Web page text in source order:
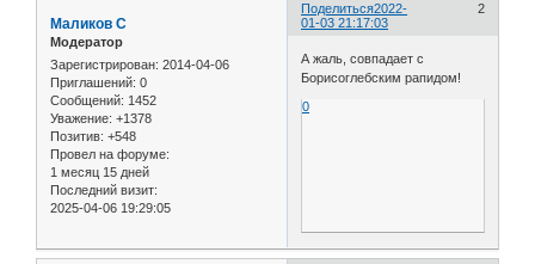
Поделиться 2
2022-
01-03 21:17:03
Маликов С
Модератор
Зарегистрирован: 2014-04-06
Приглашений: 0
Сообщений: 1452
Уважение: +1378
Позитив: +548
Провел на форуме:
1 месяц 15 дней
Последний визит:
2025-04-06 19:29:05
А жаль, совпадает с
Борисоглебским рапидом!
0